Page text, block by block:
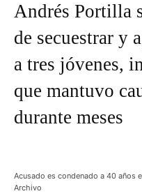
Andrés Portilla
de secuestrar y
a tres jóvenes,
que mantuvo
durante meses
Acusado es condenado a 40 años
Archivo